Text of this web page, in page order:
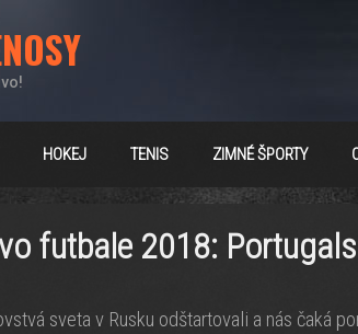
HOKEJ TENIS ZIMNÉ ŠPORTY
futbale 2018:
sveta v Rusku odštartovali a nás čaká